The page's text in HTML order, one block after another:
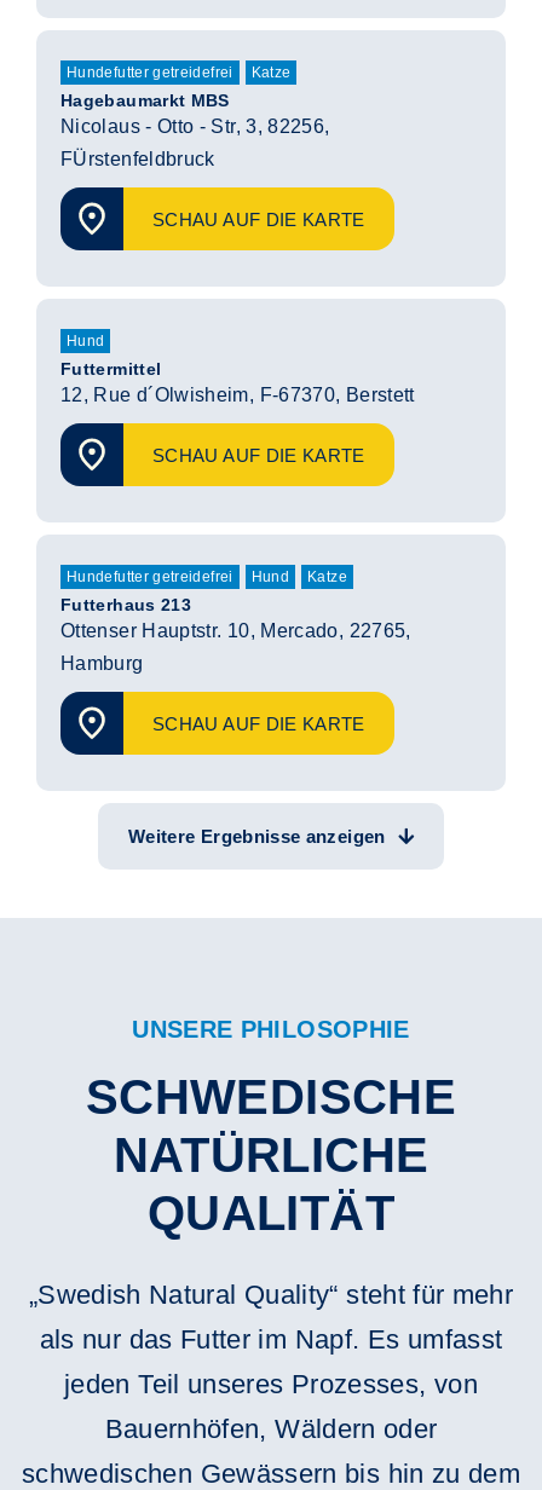
Hundefutter getreidefrei Katze
Hagebaumarkt MBS
Nicolaus - Otto - Str, 3, 82256,
FÜrstenfeldbruck
SCHAU AUF DIE KARTE
Hund
Futtermittel
12, Rue d´Olwisheim, F-67370, Berstett
SCHAU AUF DIE KARTE
Hundefutter getreidefrei Hund Katze
Futterhaus 213
Ottenser Hauptstr. 10, Mercado, 22765,
Hamburg
SCHAU AUF DIE KARTE
Weitere Ergebnisse anzeigen
UNSERE PHILOSOPHIE
SCHWEDISCHE
NATÜRLICHE
QUALITÄT
„Swedish Natural Quality“ steht für mehr
als nur das Futter im Napf. Es umfasst
jeden Teil unseres Prozesses, von
Bauernhöfen, Wäldern oder
schwedischen Gewässern bis hin zu dem